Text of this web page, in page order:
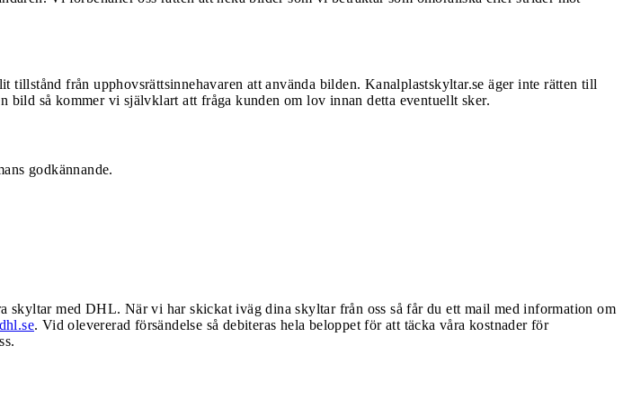
från upphovsrättsinnehavaren att använda bilden. Kanalplastskyltar.se äger inte rätten till
bild så kommer vi självklart att fråga kunden om lov innan detta eventuellt sker.
godkännande.
med DHL. När vi har skickat iväg dina skyltar från oss så får du ett mail med information om
. Vid olevererad försändelse så debiteras hela beloppet för att täcka våra kostnader för